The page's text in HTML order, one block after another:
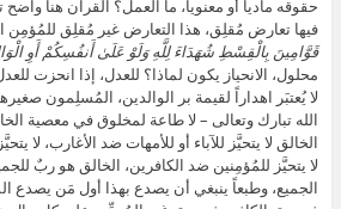
حقوقه مادياً أو معنوياً، ما العمل؟ القرآن هنا واضح
فيها تعارض مُقلِق، هذا التعارض غير مُقلِق للمُؤمِن
قَوَّامِينَ بِالْقِسْطِ شُهَدَاءَ لِلَّهِ وَلَوْ عَلَىٰ أَنفُسِكُمْ أَوِ
محلول، الانحياز يكون لماذا؟ للعدل، إذا انحزت
لا يُعتبَر اهداراً لقيمة بر الوالدين، المُسلِمون
الله تبارك وتعالى – لا طاعة لمخلوق في معصية
الخالق لا يتحيَّز للآباء أو للأمهات ضد الأغارب، لا
لا يتحيَّز للمُؤمِنين ضد الكافرين، الخالق هو ربٌ
الجميع، وطبعاً ينبغي أن يصدع بهذا أول مَن يصدع